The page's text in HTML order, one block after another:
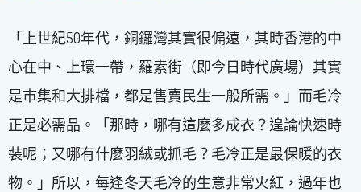
「上世紀50年代，銅鑼灣其實很偏遠，其時香港的中
心在中、上環一帶，羅素街（即今日時代廣場）其實
是巿集和大排檔，都是售賣民生一般所需。」而毛冷
正是必需品。「那時，哪有這麼多成衣？遑論快速時
裝呢；又哪有什麼羽絨或抓毛？毛冷正是最保暖的衣
物。」所以，每逢冬天毛冷的生意非常火紅，過年也